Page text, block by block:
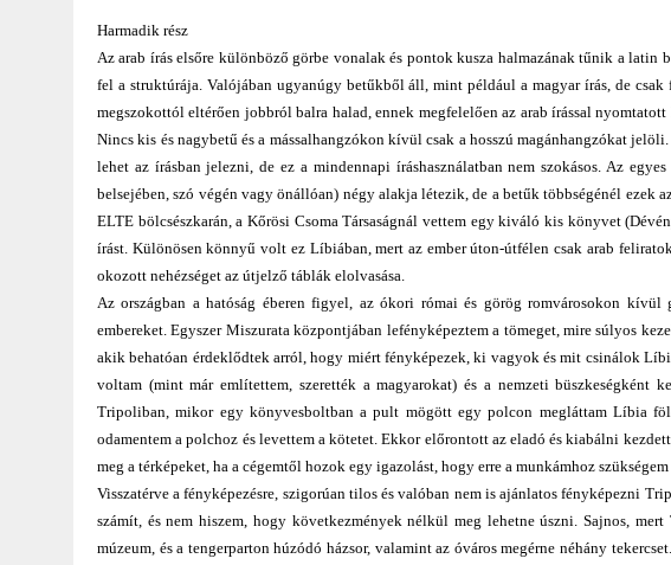
Harmadik rész
Az arab írás elsőre különböző görbe vonalak és pontok kusza halmazának tűnik a
fel a struktúrája. Valójában ugyanúgy betűkből áll, mint például a magyar írás, de
megszokottól eltérően jobbról balra halad, ennek megfelelően az arab írással
Nincs kis és nagybetű és a mássalhangzókon kívül csak a hosszú magánhangzókat
lehet az írásban jelezni, de ez a mindennapi íráshasználatban nem szokásos. Az
belsejében, szó végén vagy önállóan) négy alakja létezik, de a betűk többségénél ezek
ELTE bölcsészkarán, a Kőrösi Csoma Társaságnál vettem egy kiváló kis könyvet
írást. Különösen könnyű volt ez Líbiában, mert az ember úton-útfélen csak arab
okozott nehézséget az útjelző táblák elolvasása.
Az országban a hatóság éberen figyel, az ókori római és görög romvárosokon kívül
embereket. Egyszer Miszurata központjában lefényképeztem a tömeget, mire súlyos
akik behatóan érdeklődtek arról, hogy miért fényképezek, ki vagyok és mit csinálok
voltam (mint már említettem, szerették a magyarokat) és a nemzeti büszkeségként
Tripoliban, mikor egy könyvesboltban a pult mögött egy polcon megláttam Líbia
odamentem a polchoz és levettem a kötetet. Ekkor előrontott az eladó és kiabálni
meg a térképeket, ha a cégemtől hozok egy igazolást, hogy erre a munkámhoz
Visszatérve a fényképezésre, szigorúan tilos és valóban nem is ajánlatos fényképezni
számít, és nem hiszem, hogy következmények nélkül meg lehetne úszni. Sajnos,
múzeum, és a tengerparton húzódó házsor, valamint az óváros megérne néhány